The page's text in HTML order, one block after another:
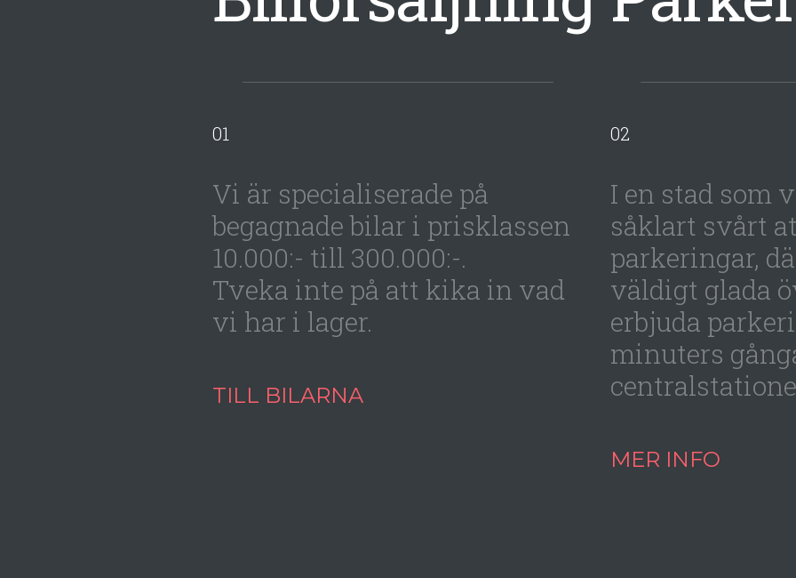
Vi är specialiserade på
begagnade bilar i prisklassen
10.000:- till 300.000:-.
Tveka inte på att kika in vad
vi har i lager.
TILL BILARNA
I en stad som
såklart svårt
parkeringar,
väldigt glada
erbjuda
minuters
MER INFO